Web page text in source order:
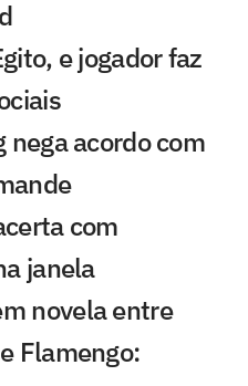
e jogador faz
nega acordo com
com
janela
novela entre
Flamengo: